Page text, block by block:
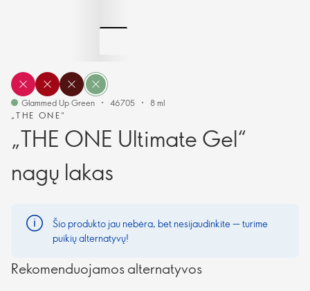
„THE ONE“
„THE ONE Ultimate Gel“
nagų lakas
Glammed Up Green 46705 8 ml
Šio produkto jau nebėra, bet nesijaudinkite — turime
puikių alternatyvų!
Rekomenduojamos alternatyvos